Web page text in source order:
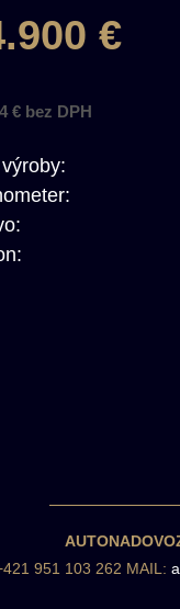
€
€ bez DPH
951 103 262 MAIL: